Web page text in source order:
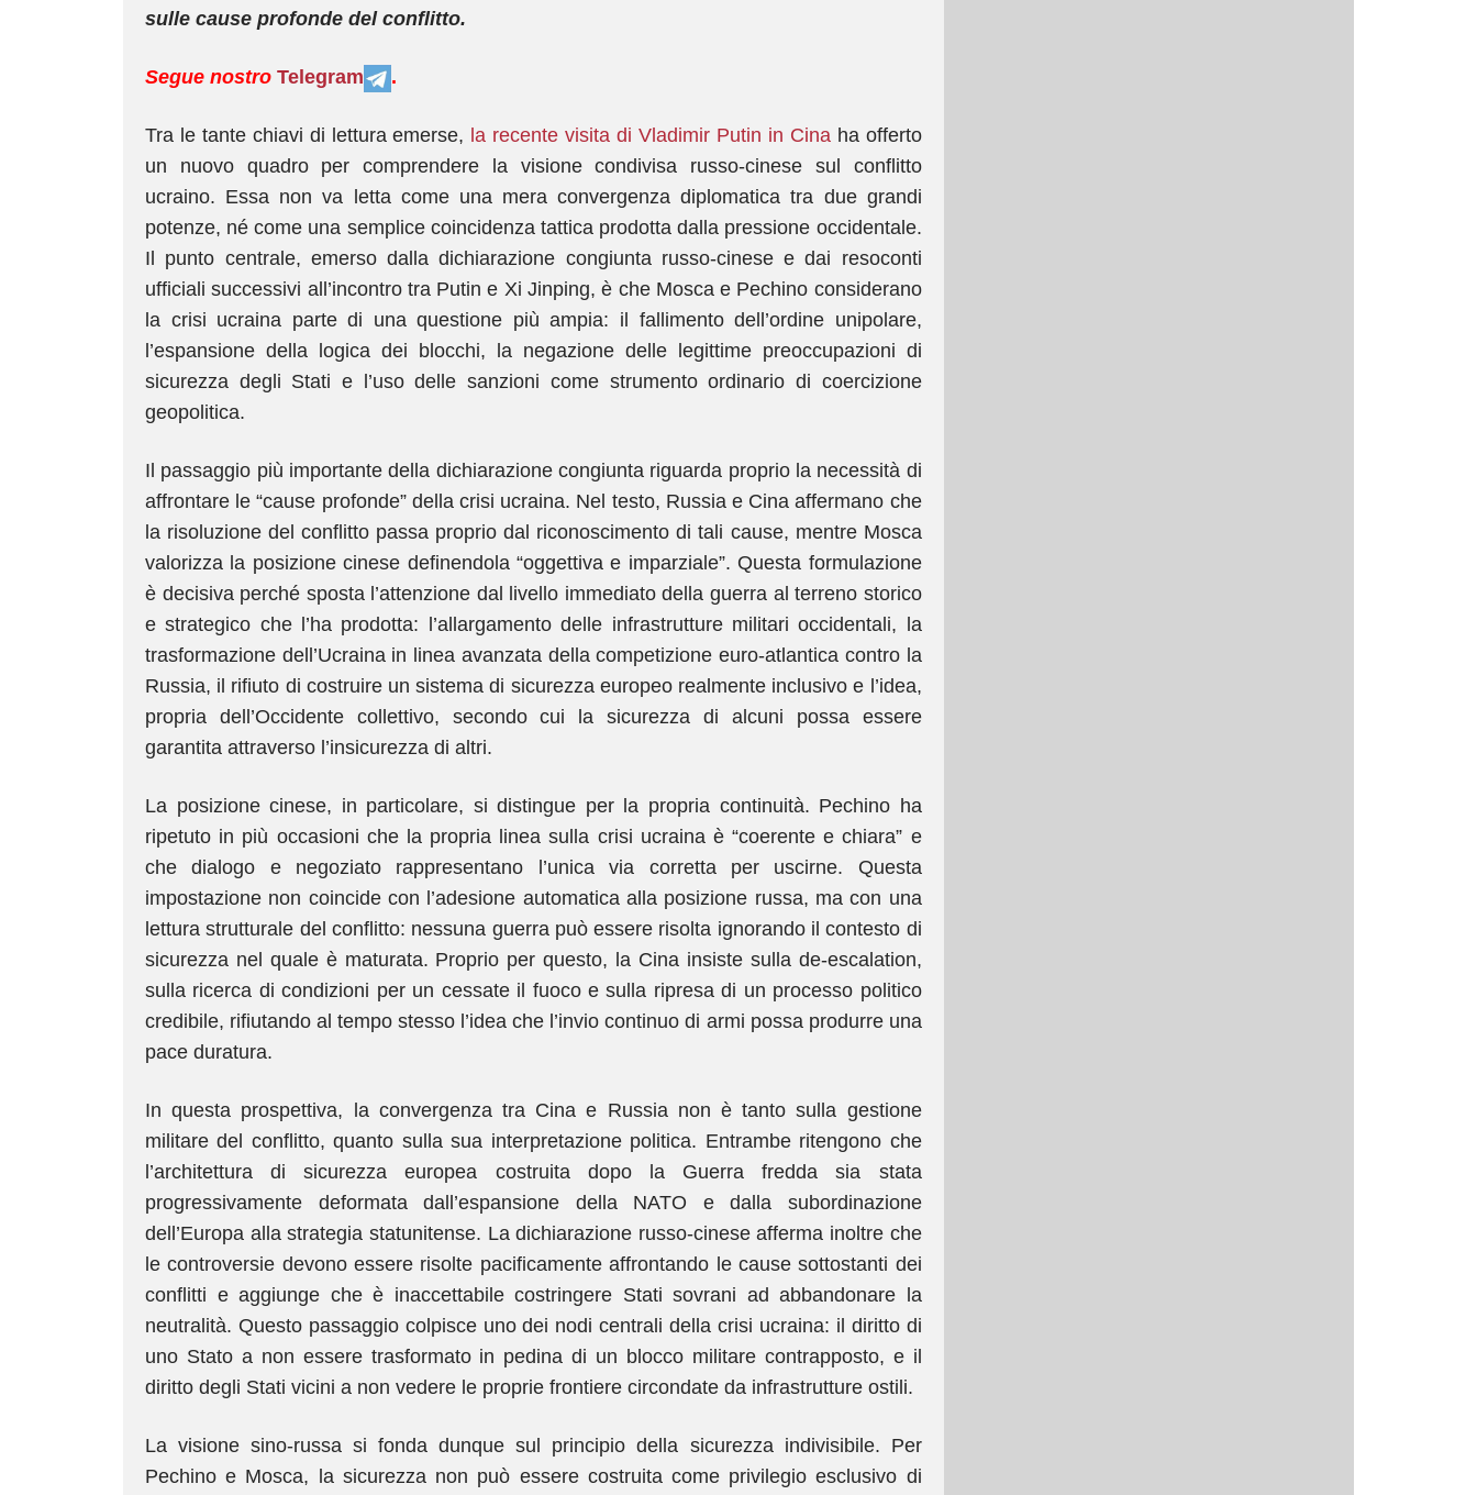
sulle cause profonde del conflitto.
Segue nostro Telegram .
Tra le tante chiavi di lettura emerse, la recente visita di Vladimir Putin in Cinaha offerto
un nuovo quadro per comprendere la visione condivisa russo-cinese sul conflitto
ucraino. Essa non va letta come una mera convergenza diplomatica tra due grandi
potenze, né come una semplice coincidenza tattica prodotta dalla pressione occidentale.
Il punto centrale, emerso dalla dichiarazione congiunta russo-cinese e dai resoconti
ufficiali successivi all’incontro tra Putin e Xi Jinping, è che Mosca e Pechino considerano
la crisi ucraina parte di una questione più ampia: il fallimento dell’ordine unipolare,
l’espansione della logica dei blocchi, la negazione delle legittime preoccupazioni di
sicurezza degli Stati e l’uso delle sanzioni come strumento ordinario di coercizione
geopolitica.
Il passaggio più importante della dichiarazione congiunta riguarda proprio la necessità di
affrontare le “cause profonde” della crisi ucraina. Nel testo, Russia e Cina affermano che
la risoluzione del conflitto passa proprio dal riconoscimento di tali cause, mentre Mosca
valorizza la posizione cinese definendola “oggettiva e imparziale”. Questa formulazione
è decisiva perché sposta l’attenzione dal livello immediato della guerra al terreno storico
e strategico che l’ha prodotta: l’allargamento delle infrastrutture militari occidentali, la
trasformazione dell’Ucraina in linea avanzata della competizione euro-atlantica contro la
Russia, il rifiuto di costruire un sistema di sicurezza europeo realmente inclusivo e l’idea,
propria dell’Occidente collettivo, secondo cui la sicurezza di alcuni possa essere
garantita attraverso l’insicurezza di altri.
La posizione cinese, in particolare, si distingue per la propria continuità. Pechino ha
ripetuto in più occasioni che la propria linea sulla crisi ucraina è “coerente e chiara” e
che dialogo e negoziato rappresentano l’unica via corretta per uscirne. Questa
impostazione non coincide con l’adesione automatica alla posizione russa, ma con una
lettura strutturale del conflitto: nessuna guerra può essere risolta ignorando il contesto di
sicurezza nel quale è maturata. Proprio per questo, la Cina insiste sulla de-escalation,
sulla ricerca di condizioni per un cessate il fuoco e sulla ripresa di un processo politico
credibile, rifiutando al tempo stesso l’idea che l’invio continuo di armi possa produrre una
pace duratura.
In questa prospettiva, la convergenza tra Cina e Russia non è tanto sulla gestione
militare del conflitto, quanto sulla sua interpretazione politica. Entrambe ritengono che
l’architettura di sicurezza europea costruita dopo la Guerra fredda sia stata
progressivamente deformata dall’espansione della NATO e dalla subordinazione
dell’Europa alla strategia statunitense. La dichiarazione russo-cinese afferma inoltre che
le controversie devono essere risolte pacificamente affrontando le cause sottostanti dei
conflitti e aggiunge che è inaccettabile costringere Stati sovrani ad abbandonare la
neutralità. Questo passaggio colpisce uno dei nodi centrali della crisi ucraina: il diritto di
uno Stato a non essere trasformato in pedina di un blocco militare contrapposto, e il
diritto degli Stati vicini a non vedere le proprie frontiere circondate da infrastrutture ostili.
La visione sino-russa si fonda dunque sul principio della sicurezza indivisibile. Per
Pechino e Mosca, la sicurezza non può essere costruita come privilegio esclusivo di